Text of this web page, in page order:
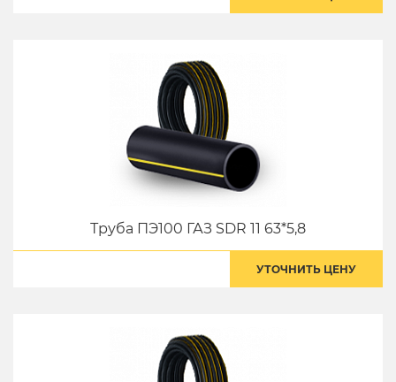
Труба ПЭ100 ГАЗ SDR 11 63*5,8
УТОЧНИТЬ ЦЕНУ